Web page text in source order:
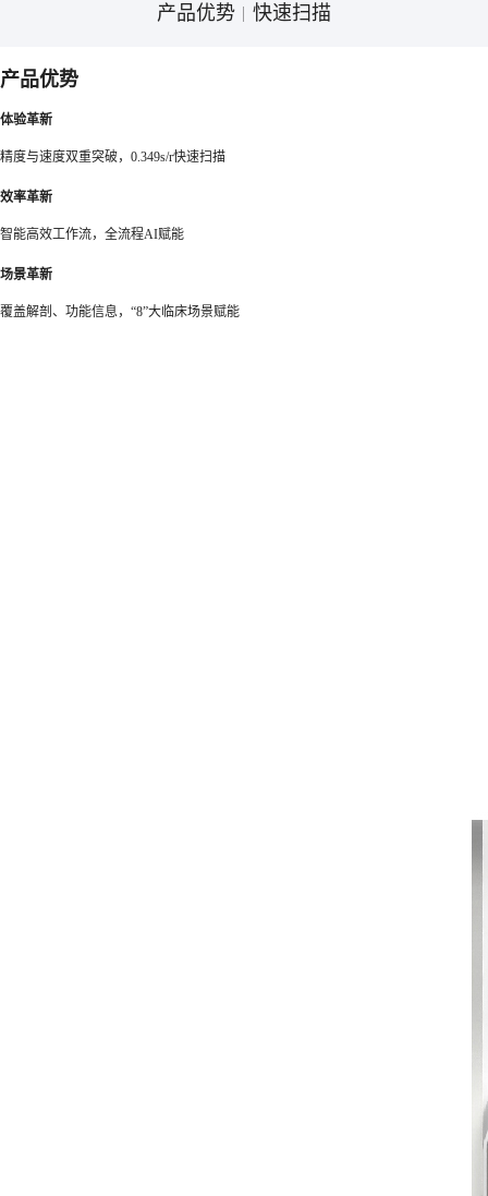
产品优势 快速扫描
产品优势
体验革新
精度与速度双重突破，0.349s/r快速扫描
效率革新
智能高效工作流，全流程AI赋能
场景革新
覆盖解剖、功能信息，“8”大临床场景赋能